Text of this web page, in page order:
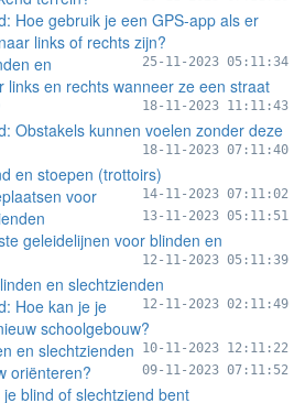
Hoe gebruik je een GPS-app als er
links of rechts zijn?
25-11-2023 05:11:34
en
links en rechts wanneer ze een straat
18-11-2023 11:11:43
Obstakels kunnen voelen zonder deze
18-11-2023 07:11:40
en stoepen (trottoirs)
14-11-2023 07:11:02
voor
13-11-2023 05:11:51
geleidelijnen voor blinden en
12-11-2023 05:11:39
en slechtzienden
12-11-2023 02:11:49
Hoe kan je je
schoolgebouw?
10-11-2023 12:11:22
en slechtzienden
oriënteren?
09-11-2023 07:11:52
blind of slechtziend bent